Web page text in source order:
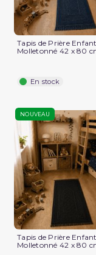
Tapis de Prière Enfant
Molletonné 42 x 80
En stock
NOUVEAU
Tapis de Prière Enfant
Molletonné 42 x 80